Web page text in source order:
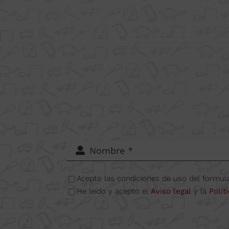
Acepto las condiciones de uso del
He leído y acepto el Aviso legaly la
Supercut Tools